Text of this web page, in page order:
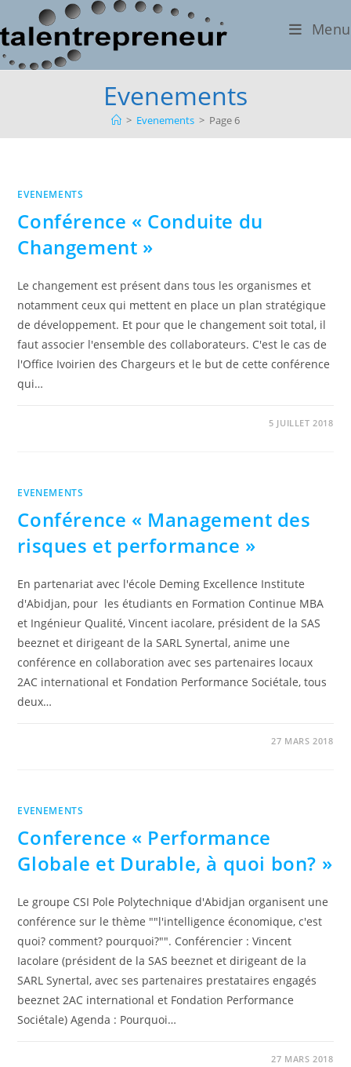
to
content
Menu
Evenements
> Evenements > Page 6
EVENEMENTS
Conférence « Conduite du
Changement »
Le changement est présent dans tous les organismes et
notamment ceux qui mettent en place un plan stratégique
de développement. Et pour que le changement soit total, il
faut associer l'ensemble des collaborateurs. C'est le cas de
l'Office Ivoirien des Chargeurs et le but de cette conférence
qui…
5 JUILLET 2018
EVENEMENTS
Conférence « Management des
risques et performance »
En partenariat avec l'école Deming Excellence Institute
d'Abidjan, pour les étudiants en Formation Continue MBA
et Ingénieur Qualité, Vincent iacolare, président de la SAS
beeznet et dirigeant de la SARL Synertal, anime une
conférence en collaboration avec ses partenaires locaux
2AC international et Fondation Performance Sociétale, tous
deux…
27 MARS 2018
EVENEMENTS
Conference « Performance
Globale et Durable, à quoi bon? »
Le groupe CSI Pole Polytechnique d'Abidjan organisent une
conférence sur le thème ""l'intelligence économique, c'est
quoi? comment? pourquoi?"". Conférencier : Vincent
Iacolare (président de la SAS beeznet et dirigeant de la
SARL Synertal, avec ses partenaires prestataires engagés
beeznet 2AC international et Fondation Performance
Sociétale) Agenda : Pourquoi…
27 MARS 2018